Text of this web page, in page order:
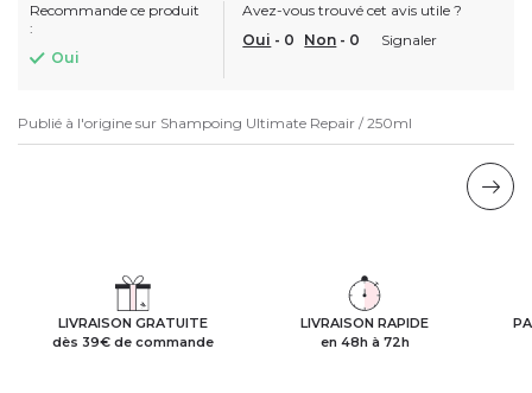
Recommande ce produit
:
Oui
Avez-vous trouvé cet avis utile ?
Oui - 0 Non - 0 Signaler
Publié à l'origine sur Shampoing Ultimate Repair / 250ml
LIVRAISON GRATUITE
dès 39€ de commande
LIVRAISON RAPIDE
en 48h à 72h